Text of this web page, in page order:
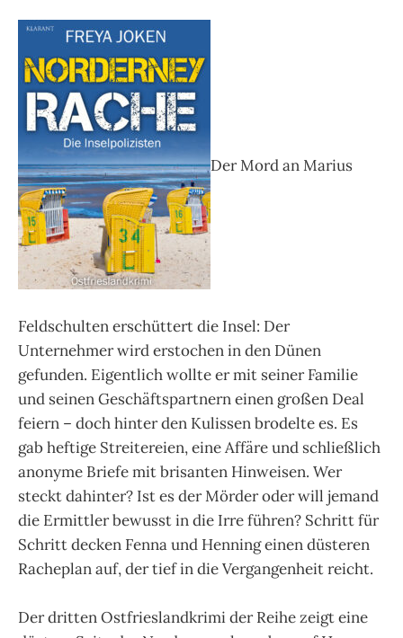
Der Mord an Marius
Feldschulten erschüttert die Insel: Der
Unternehmer wird erstochen in den Dünen
gefunden. Eigentlich wollte er mit seiner Familie
und seinen Geschäftspartnern einen großen Deal
feiern – doch hinter den Kulissen brodelte es. Es
gab heftige Streitereien, eine Affäre und schließlich
anonyme Briefe mit brisanten Hinweisen. Wer
steckt dahinter? Ist es der Mörder oder will jemand
die Ermittler bewusst in die Irre führen? Schritt für
Schritt decken Fenna und Henning einen düsteren
Racheplan auf, der tief in die Vergangenheit reicht.
Der dritten Ostfrieslandkrimi der Reihe zeigt eine